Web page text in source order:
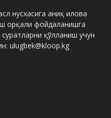
нусхасига аниқ илова
орқали фойдаланишга
қўлланиш учун
ulugbek@kloop.kg